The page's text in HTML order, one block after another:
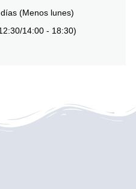
(Menos lunes)
14:00 - 18:30)